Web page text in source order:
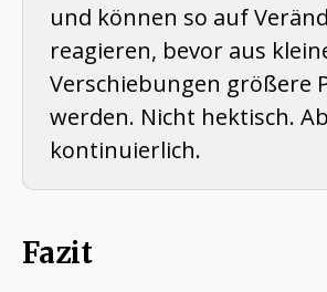
und können so auf
reagieren, bevor aus
Verschiebungen größere
werden. Nicht hektisch.
kontinuierlich.
Fazit